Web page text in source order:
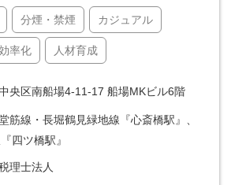
分煙・禁煙 カジュアル
率化 人材育成
央区南船場4-11-17 船場MKビル6階
筋線・長堀鶴見緑地線『心斎橋駅』、
四ツ橋駅』
理士法人